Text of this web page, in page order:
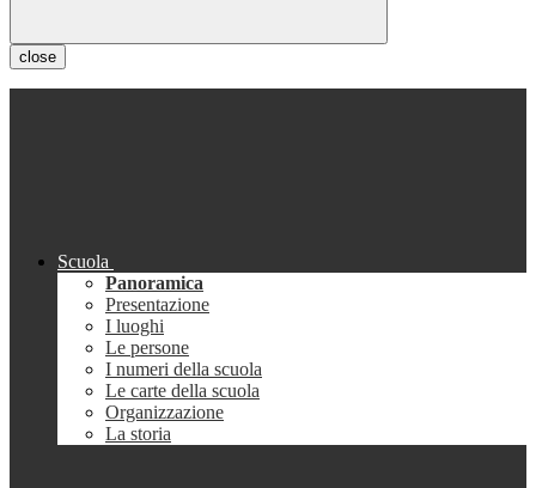
close
Scuola
Panoramica
Presentazione
I luoghi
Le persone
I numeri della scuola
Le carte della scuola
Organizzazione
La storia